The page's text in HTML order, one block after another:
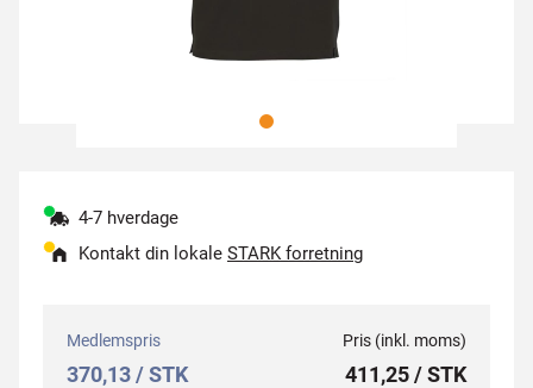
4-7 hverdage
Kontakt din lokale STARK forretning
Medlemspris
370,13 / STK
Pris (inkl. moms)
411,25 / STK